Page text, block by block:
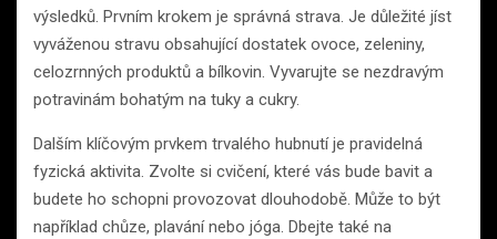
výsledků. Prvním krokem je správná strava. Je důležité jíst
vyváženou stravu obsahující dostatek ovoce, zeleniny,
celozrnných produktů a bílkovin. Vyvarujte se nezdravým
potravinám bohatým na tuky a cukry.
Dalším klíčovým prvkem trvalého hubnutí je pravidelná
fyzická aktivita. Zvolte si cvičení, které vás bude bavit a
budete ho schopni provozovat dlouhodobě. Může to být
například chůze, plavání nebo jóga. Dbejte také na